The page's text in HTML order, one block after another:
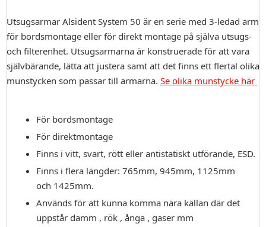
Utsugsarmar Alsident System 50 är en serie med 3-ledad arm
för bordsmontage eller för direkt montage på själva utsugs-
och filterenhet. Utsugsarmarna är konstruerade för att vara
självbärande, lätta att justera samt att det finns ett flertal olika
munstycken som passar till armarna. Se olika munstycke här
För bordsmontage
För direktmontage
Finns i vitt, svart, rött eller antistatiskt utförande, ESD.
Finns i flera längder: 765mm, 945mm, 1125mm
och 1425mm.
Används för att kunna komma nära källan där det
uppstår damm , rök , ånga , gaser mm